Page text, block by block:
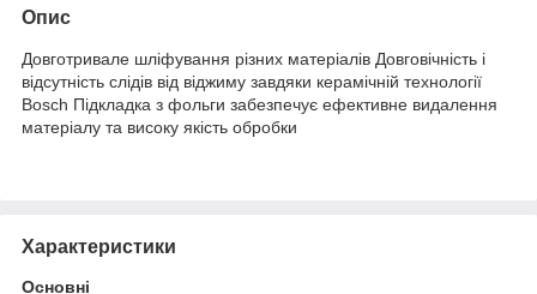
Опис
Довготривале шліфування різних матеріалів Довговічність і
відсутність слідів від віджиму завдяки керамічній технології
Bosch Підкладка з фольги забезпечує ефективне видалення
матеріалу та високу якість обробки
Характеристики
Основні